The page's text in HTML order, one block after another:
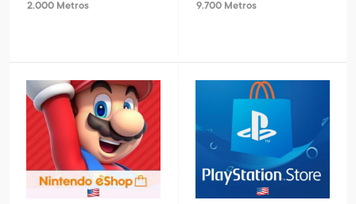
2.000 Metros 9.700 Metros